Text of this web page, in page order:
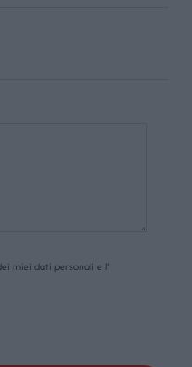
miei dati personali e l’